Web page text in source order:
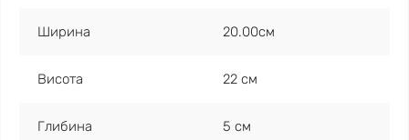
Ширина 20.00см
Висота 22 см
Глибина 5 см